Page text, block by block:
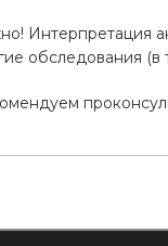
Интерпретация
обследования (в